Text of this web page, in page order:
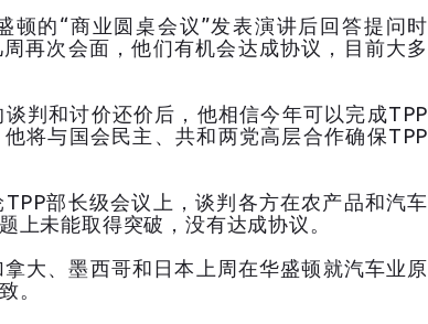
“商业圆桌会议”发表演讲后回答提问时
再次会面，他们有机会达成协议，目前大多
讨价还价后，他相信今年可以完成TPP
将与国会民主、共和两党高层合作确保TPP
长级会议上，谈判各方在农产品和汽车
上未能取得突破，没有达成协议。
墨西哥和日本上周在华盛顿就汽车业原
。